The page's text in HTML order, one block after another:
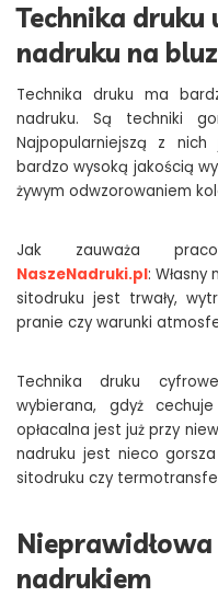
Technika
nadruku na
Technika druku ma
nadruku. Są techniki
Najpopularniejszą z
bardzo wysoką jakością
żywym odwzorowaniem
Jak zauważa
NaszeNadruki.pl:
sitodruku jest trwały,
pranie czy warunki
Technika druku
wybierana, gdyż
opłacalna jest już przy
nadruku jest nieco
sitodruku czy
nadrukiem